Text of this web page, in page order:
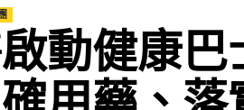
動健康